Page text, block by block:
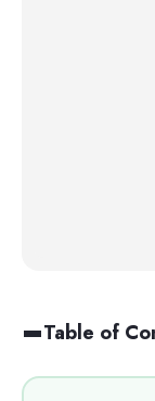
Table of